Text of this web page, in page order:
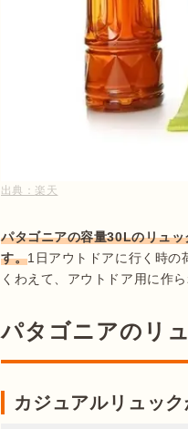
出典： 楽天
パタゴニアの容量30Lのリュ
す。1日アウトドアに行く時の
くわえて、アウトドア用に作
パタゴニアのリ
カジュアルリュッ